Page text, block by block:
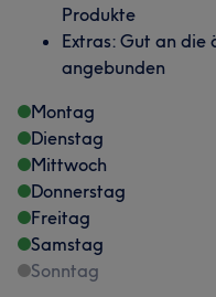
Produkte
Extras: Gut an die
angebunden
Montag
Dienstag
Mittwoch
Donnerstag
Freitag
Samstag
Sonntag